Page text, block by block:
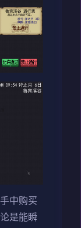
中购买
是能瞬